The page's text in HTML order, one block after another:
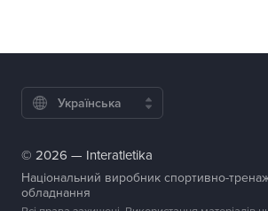
Українська
© 2026 — Interatletika
Національний виробник спортивно-
обладнання